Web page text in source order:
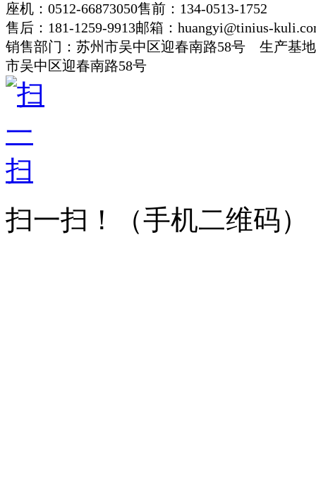
座机：0512-66873050售前：134-0513-1752
售后：181-1259-9913邮箱：huangyi@tinius-
销售部门：苏州市吴中区迎春南路58号 生产基
市吴中区迎春南路58号
扫一扫！ （手机二维码）